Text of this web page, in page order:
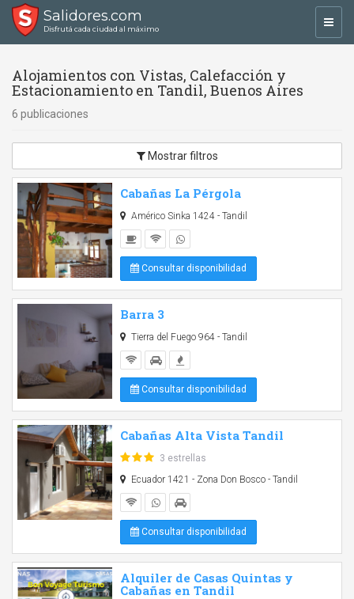
Salidores.com
Disfrutá cada ciudad al máximo
Alojamientos con Vistas, Calefacción y
Estacionamiento en Tandil, Buenos Aires
6 publicaciones
Mostrar filtros
Cabañas La Pérgola
Américo Sinka 1424 - Tandil
Consultar disponibilidad
Barra 3
Tierra del Fuego 964 - Tandil
Consultar disponibilidad
Cabañas Alta Vista Tandil
3 estrellas
Ecuador 1421 - Zona Don Bosco - Tandil
Consultar disponibilidad
Alquiler de Casas Quintas y
Cabañas en Tandil